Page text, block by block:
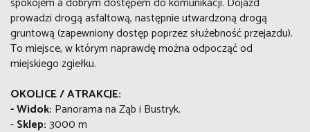
prowadzi drogą asfaltową, następnie utwardzoną drogą
gruntową (zapewniony dostęp poprzez służebność przejazdu).
To miejsce, w którym naprawdę można odpocząć od
miejskiego zgiełku.
OKOLICE / ATRAKCJE:
-Widok: Panorama na Ząb i Bustryk.
-Sklep:3000 m